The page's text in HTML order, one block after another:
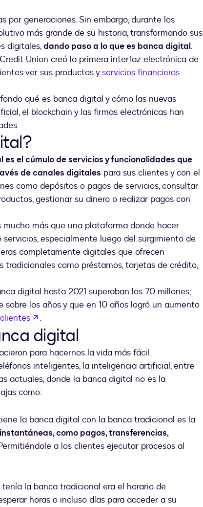
por generaciones. Sin embargo, durante los
más grande de su historia, transformando sus
digitales,dando paso a lo que es banca digital.
Union creó la primera interfaz electrónica de
ver sus productos yservicios financieros
qué es banca digital y cómo las nuevas
el blockchain y las firmas electrónicas han
es el cúmulo de servicios y funcionalidades que
de canales digitales para sus clientes y con el
como depósitos o pagos de servicios, consultar
gestionar su dinero o realizar pagos con
más que una plataforma donde hacer
especialmente luego del surgimiento de
completamente digitales que ofrecen
como préstamos, tarjetas de crédito,
digital hasta 2021 superaban los 70 millones;
los años y que en 10 años logró un aumento
abre em uma nova guia
.
digital
para hacernos la vida más fácil.
inteligentes, la inteligencia artificial, entre
actuales, donde la banca digital no es la
como:
la banca digital con la banca tradicional es la
como pagos, transferencias,
a los clientes ejecutar procesos al
la banca tradicional era el horario de
horas o incluso días para acceder a su